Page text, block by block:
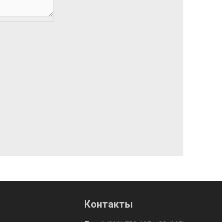
Контакты